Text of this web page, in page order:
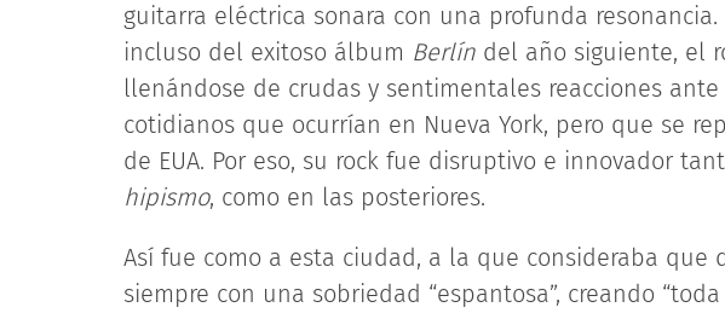
guitarra eléctrica sonara con una profunda resonancia.
incluso del exitoso álbum Berlín del año siguiente, el
llenándose de crudas y sentimentales reacciones
cotidianos que ocurrían en Nueva York, pero que se
de EUA. Por eso, su rock fue disruptivo e innovador
hipismo, como en las posteriores.
Así fue como a esta ciudad, a la que consideraba que
siempre con una sobriedad “espantosa”, creando